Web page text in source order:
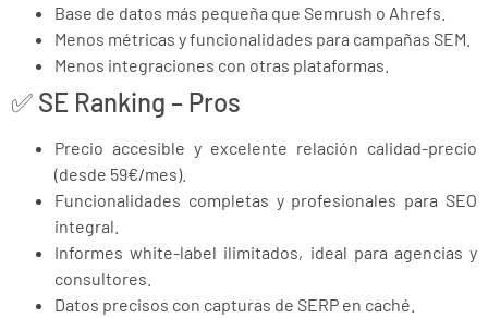
Base de datos más pequeña que Semrush o Ahrefs.
Menos métricas y funcionalidades para campañas SEM.
Menos integraciones con otras plataformas.
✅ SE Ranking – Pros
Precio accesible y excelente relación calidad-precio
(desde 59€/mes).
Funcionalidades completas y profesionales para SEO
integral.
Informes white-label ilimitados, ideal para agencias y
consultores.
Datos precisos con capturas de SERP en caché.